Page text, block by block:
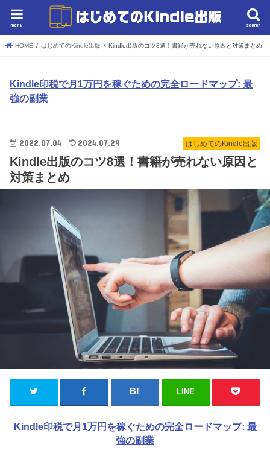
search
menu
HOME はじめてのKindle出版 Kindle出版のコツ8選！書籍が売れない原因と対策まとめ
Kindle印税で月1万円を稼ぐための完全ロードマップ: 最
強の副業
はじめてのKindle出版
2022.07.04 2024.07.29
Kindle出版のコツ8選！書籍が売れない原因と
対策まとめ
LINE
Kindle印税で月1万円を稼ぐための完全ロードマップ: 最
強の副業